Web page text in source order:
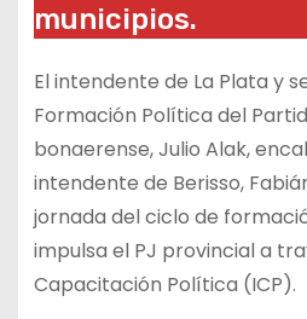
municipios.
El intendente de La Plata y
Formación Política del
bonaerense, Julio Alak,
intendente de Berisso,
jornada del ciclo de
impulsa el PJ provincial a
Capacitación Política (ICP).